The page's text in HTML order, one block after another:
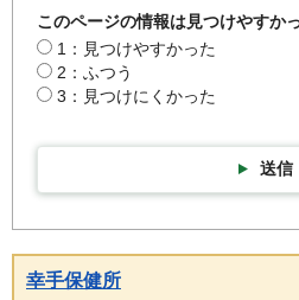
このページの情報は見つけやすか
1：見つけやすかった
2：ふつう
3：見つけにくかった
送信
幸手保健所